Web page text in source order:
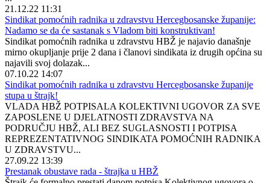
21.12.22 11:31
Sindikat pomoćnih radnika u zdravstvu Hercegbosanske županije:
Nadamo se da će sastanak s Vladom biti konstruktivan!
Sindikat pomoćnih radnika u zdravstvu HBŽ je najavio današnje
mirno okupljanje prije 2 dana i članovi sindikata iz drugih općina su
najavili svoj dolazak...
07.10.22 14:07
Sindikat pomoćnih radnika u zdravstvu Hercegbosanske županije
stupa u štrajk!
VLADA HBŽ POTPISALA KOLEKTIVNI UGOVOR ZA SVE
ZAPOSLENE U DJELATNOSTI ZDRAVSTVA NA
PODRUČJU HBŽ, ALI BEZ SUGLASNOSTI I POTPISA
REPREZENTATIVNOG SINDIKATA POMOĆNIH RADNIKA
U ZDRAVSTVU...
27.09.22 13:39
Prestanak obustave rada - štrajka u HBŽ